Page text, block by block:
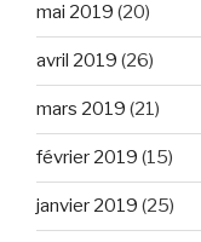
mai 2019 (20)
avril 2019 (26)
mars 2019 (21)
février 2019 (15)
janvier 2019 (25)